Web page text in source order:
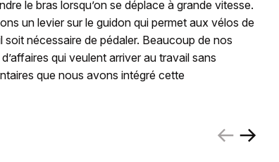
le bras lorsqu’on se déplace à grande vitesse.
un levier sur le guidon qui permet aux vélos de
soit nécessaire de pédaler. Beaucoup de nos
qui veulent arriver au travail sans
que nous avons intégré cette